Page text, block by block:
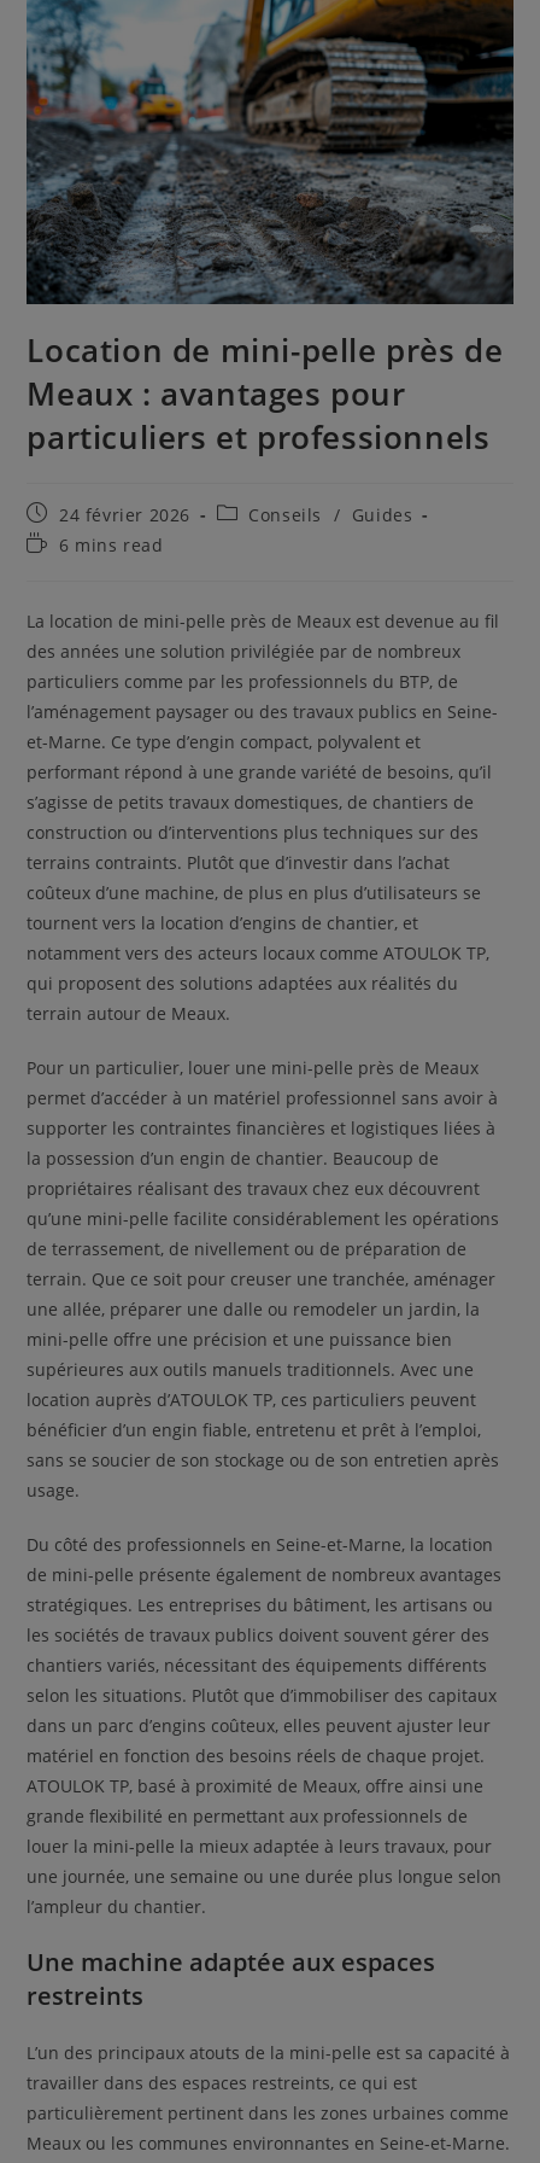
Location de mini-pelle près de
Meaux : avantages pour
particuliers et professionnels
Publication
publiée :
24 février 2026
PostConseils / Guides
Temps6 mins read
La location de mini-pelle près de Meaux est devenue au fil
des années une solution privilégiée par de nombreux
particuliers comme par les professionnels du BTP, de
l’aménagement paysager ou des travaux publics en Seine-
et-Marne. Ce type d’engin compact, polyvalent et
performant répond à une grande variété de besoins, qu’il
s’agisse de petits travaux domestiques, de chantiers de
construction ou d’interventions plus techniques sur des
terrains contraints. Plutôt que d’investir dans l’achat
coûteux d’une machine, de plus en plus d’utilisateurs se
tournent vers la location d’engins de chantier, et
notamment vers des acteurs locaux comme ATOULOK TP,
qui proposent des solutions adaptées aux réalités du
terrain autour de Meaux.
Pour un particulier, louer une mini-pelle près de Meaux
permet d’accéder à un matériel professionnel sans avoir à
supporter les contraintes financières et logistiques liées à
la possession d’un engin de chantier. Beaucoup de
propriétaires réalisant des travaux chez eux découvrent
qu’une mini-pelle facilite considérablement les opérations
de terrassement, de nivellement ou de préparation de
terrain. Que ce soit pour creuser une tranchée, aménager
une allée, préparer une dalle ou remodeler un jardin, la
mini-pelle offre une précision et une puissance bien
supérieures aux outils manuels traditionnels. Avec une
location auprès d’ATOULOK TP, ces particuliers peuvent
bénéficier d’un engin fiable, entretenu et prêt à l’emploi,
sans se soucier de son stockage ou de son entretien après
usage.
Du côté des professionnels en Seine-et-Marne, la location
de mini-pelle présente également de nombreux avantages
stratégiques. Les entreprises du bâtiment, les artisans ou
les sociétés de travaux publics doivent souvent gérer des
chantiers variés, nécessitant des équipements différents
selon les situations. Plutôt que d’immobiliser des capitaux
dans un parc d’engins coûteux, elles peuvent ajuster leur
matériel en fonction des besoins réels de chaque projet.
ATOULOK TP, basé à proximité de Meaux, offre ainsi une
grande flexibilité en permettant aux professionnels de
louer la mini-pelle la mieux adaptée à leurs travaux, pour
une journée, une semaine ou une durée plus longue selon
l’ampleur du chantier.
Une machine adaptée aux espaces
restreints
L’un des principaux atouts de la mini-pelle est sa capacité à
travailler dans des espaces restreints, ce qui est
particulièrement pertinent dans les zones urbaines comme
Meaux ou les communes environnantes en Seine-et-Marne.